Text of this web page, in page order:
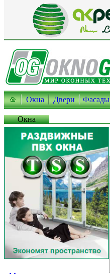
Окна Двери Фасады
Окна